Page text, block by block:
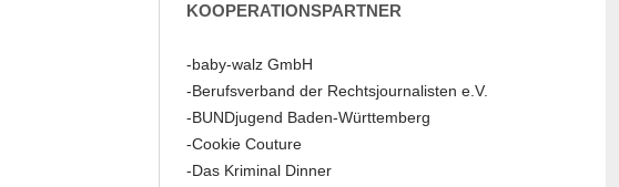
KOOPERATIONSPARTNER
-baby-walz GmbH
-Berufsverband der Rechtsjournalisten e.V.
-BUNDjugend Baden-Württemberg
-Cookie Couture
-Das Kriminal Dinner